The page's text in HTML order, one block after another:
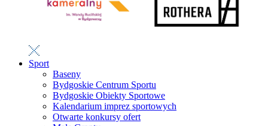
Sport
Baseny
Bydgoskie Centrum Sportu
Bydgoskie Obiekty Sportowe
Kalendarium imprez sportowych
Otwarte konkursy ofert